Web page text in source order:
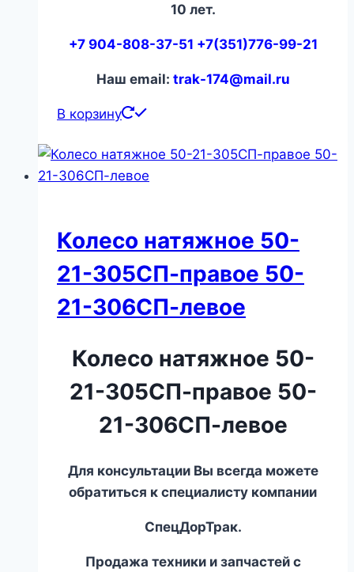
10 лет.
+7 904-808-37-51 +7(351)776-99-21
Наш email: trak-174@mail.ru
В корзину
Колесо натяжное 50-
21-305СП-правое 50-
21-306СП-левое
Колесо натяжное 50-
21-305СП-правое 50-
21-306СП-левое
Для консультации Вы всегда можете
обратиться к специалисту компании
СпецДорТрак.
Продажа техники и запчастей с